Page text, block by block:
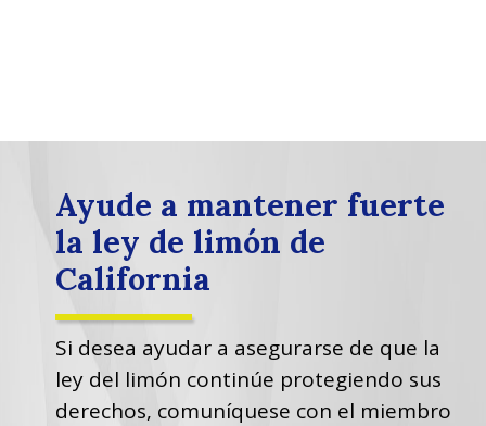
Ayude a mantener fuerte
la ley de limón de
California
Si desea ayudar a asegurarse de que la
ley del limón continúe protegiendo sus
derechos, comuníquese con el miembro